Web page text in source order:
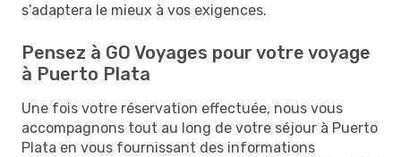
s’adaptera le mieux à vos exigences.
Pensez à GO Voyages pour votre voyage
à Puerto Plata
Une fois votre réservation effectuée, nous vous
accompagnons tout au long de votre séjour à Puerto
Plata en vous fournissant des informations